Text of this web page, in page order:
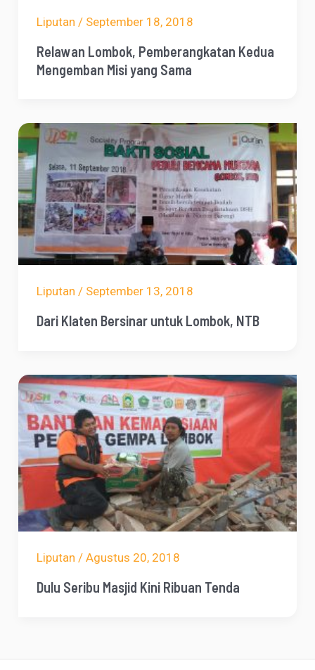
Liputan / September 18, 2018
Relawan Lombok, Pemberangkatan Kedua
Mengemban Misi yang Sama
Liputan / September 13, 2018
Dari Klaten Bersinar untuk Lombok, NTB
Liputan / Agustus 20, 2018
Dulu Seribu Masjid Kini Ribuan Tenda